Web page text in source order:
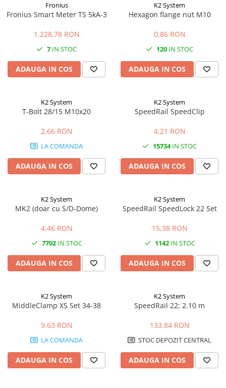
Fronius
Fronius Smart Meter TS 5kA-3
1.228,78 RON
7 IN STOC
ADAUGA IN COS
K2 System
Hexagon flange nut M10
0,86 RON
120 IN STOC
ADAUGA IN COS
K2 System
T-Bolt 28/15 M10x20
2,66 RON
LA COMANDA
ADAUGA IN COS
K2 System
SpeedRail SpeedClip
4,21 RON
15734IN STOC
ADAUGA IN COS
K2 System
MK2 (doar cu S/D-Dome)
4,46 RON
7702IN STOC
ADAUGA IN COS
K2 System
SpeedRail SpeedLock 22 Set
15,38 RON
1142IN STOC
ADAUGA IN COS
K2 System
MiddleClamp XS Set 34-38
9,63 RON
LA COMANDA
ADAUGA IN COS
K2 System
SpeedRail 22; 2.10 m
133,84 RON
STOC DEPOZIT CENTRAL
ADAUGA IN COS